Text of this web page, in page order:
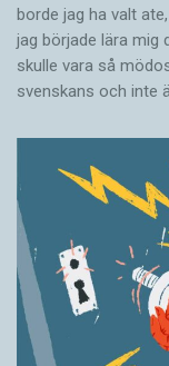
borde jag ha valt
jag började lära mig
skulle vara så
svenskans och inte